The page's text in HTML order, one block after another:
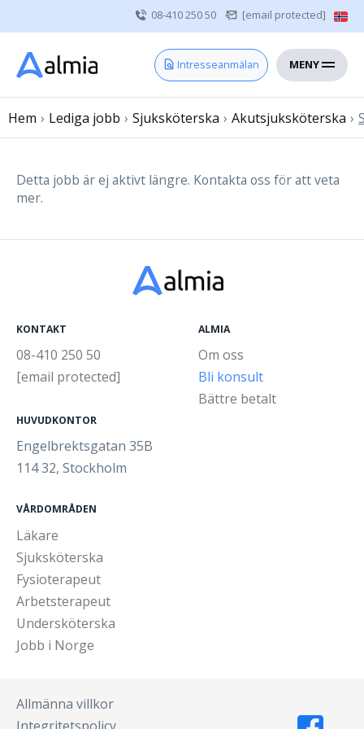
08-410 250 50 [email protected]
Intresseanmälan MENY
Hem
Vårdgivare
Om oss
Sjuksköterska
Läkare
Hem › Lediga jobb › Sjuksköterska › Akutsjuksköterska ›
Detta jobb är ej aktivt längre. Kontakta oss för att veta
mer.
KONTAKT
08-410 250 50
[email protected]
HUVUDKONTOR
Engelbrektsgatan 35B
114 32, Stockholm
ALMIA
Om oss
Bli konsult
Bättre betalt
VÅRDOMRÅDEN
Läkare
Sjuksköterska
Fysioterapeut
Arbetsterapeut
Undersköterska
Jobb i Norge
Allmänna villkor
Integritetspolicy